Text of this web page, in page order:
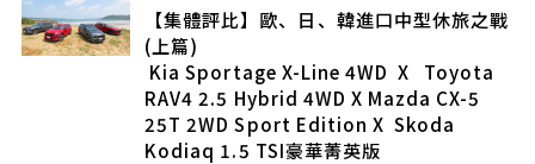
【集體評比】歐、日、韓進口中型休旅之戰
(上篇)
Kia Sportage X-Line 4WD X Toyota
RAV4 2.5 Hybrid 4WD X Mazda CX-5
25T 2WD Sport Edition X Skoda
Kodiaq 1.5 TSI豪華菁英版